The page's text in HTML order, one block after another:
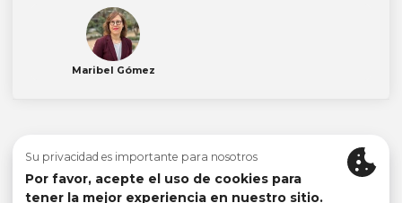
Maribel Gómez
jueves, 31 de octubre 2024